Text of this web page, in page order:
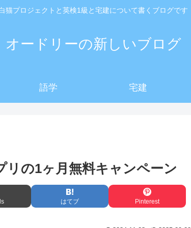
猫プロジェクトと英検1級と宅建について書くブログです
オードリーの新しいブログ
語学 宅建
の1ヶ月無料キャンペーン
はてブ Pinterest